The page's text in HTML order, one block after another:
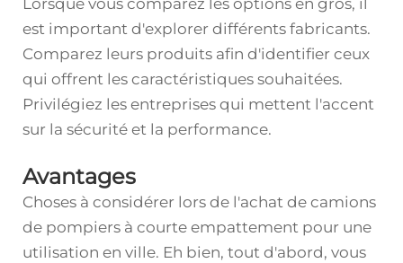
Lorsque vous comparez les options en gros, il
est important d'explorer différents fabricants.
Comparez leurs produits afin d'identifier ceux
qui offrent les caractéristiques souhaitées.
Privilégiez les entreprises qui mettent l'accent
sur la sécurité et la performance.
Avantages
Choses à considérer lors de l'achat de camions
de pompiers à courte empattement pour une
utilisation en ville. Eh bien, tout d'abord, vous